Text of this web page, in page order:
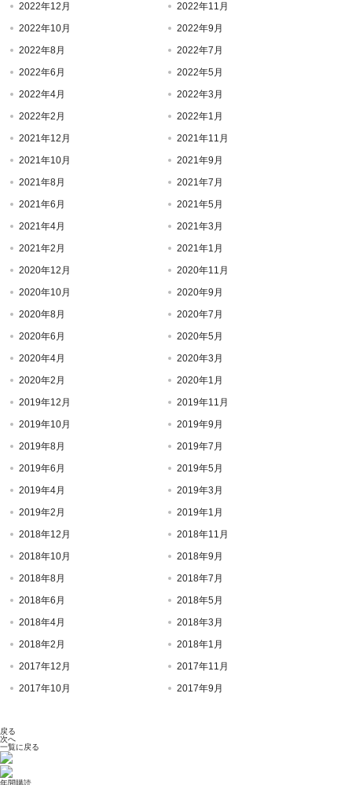
2022年12月
2022年11月
2022年10月
2022年9月
2022年8月
2022年7月
2022年6月
2022年5月
2022年4月
2022年3月
2022年2月
2022年1月
2021年12月
2021年11月
2021年10月
2021年9月
2021年8月
2021年7月
2021年6月
2021年5月
2021年4月
2021年3月
2021年2月
2021年1月
2020年12月
2020年11月
2020年10月
2020年9月
2020年8月
2020年7月
2020年6月
2020年5月
2020年4月
2020年3月
2020年2月
2020年1月
2019年12月
2019年11月
2019年10月
2019年9月
2019年8月
2019年7月
2019年6月
2019年5月
2019年4月
2019年3月
2019年2月
2019年1月
2018年12月
2018年11月
2018年10月
2018年9月
2018年8月
2018年7月
2018年6月
2018年5月
2018年4月
2018年3月
2018年2月
2018年1月
2017年12月
2017年11月
2017年10月
2017年9月
戻る
次へ
一覧に戻る